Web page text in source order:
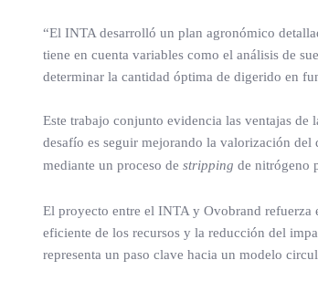
“El INTA desarrolló un plan agronómico
tiene en cuenta variables como el análisis de
determinar la cantidad óptima de digerido en
Este trabajo conjunto evidencia las ventajas
desafío es seguir mejorando la valorización
mediante un proceso de stripping de nitrógeno
El proyecto entre el INTA y Ovobrand refuerza
eficiente de los recursos y la reducción del
representa un paso clave hacia un modelo